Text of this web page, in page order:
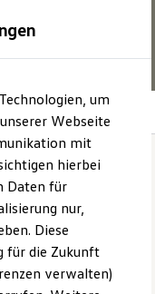
ID. oder
um
Webseite
mit
hierbei
Daten für
nur,
Diese
für die Zukunft
verwalten)